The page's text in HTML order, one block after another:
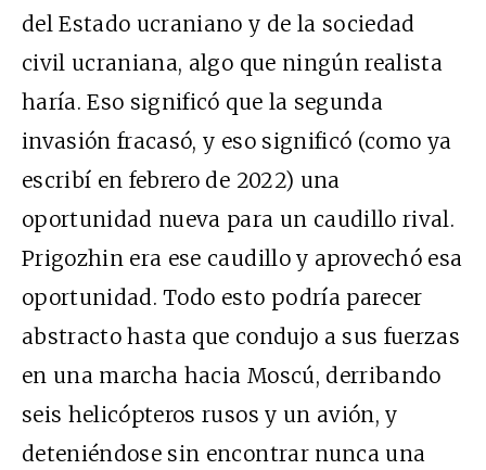
del Estado ucraniano y de la sociedad
civil ucraniana, algo que ningún realista
haría. Eso significó que la segunda
invasión fracasó, y eso significó (como ya
escribí en febrero de 2022) una
oportunidad nueva para un caudillo rival.
Prigozhin era ese caudillo y aprovechó esa
oportunidad. Todo esto podría parecer
abstracto hasta que condujo a sus fuerzas
en una marcha hacia Moscú, derribando
seis helicópteros rusos y un avión, y
deteniéndose sin encontrar nunca una